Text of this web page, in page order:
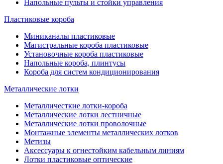
Напольные пульты и стойки управления
Пластиковые короба
Миниканалы пластиковые
Магистральные короба пластиковые
Установочные короба пластиковые
Напольные короба, плинтусы
Короба для систем кондиционирования
Металлические лотки
Металличесткие лотки-короба
Металлические лотки лестничные
Металлические лотки проволочные
Монтажные элементы металлических лотков
Метизы
Аксессуары к огнестойким кабельным линиям
Лотки пластиковые оптические